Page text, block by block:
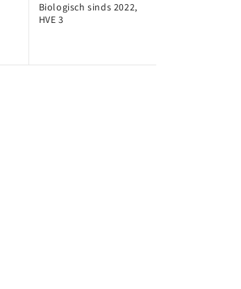
Biologisch sinds 2022,
HVE 3